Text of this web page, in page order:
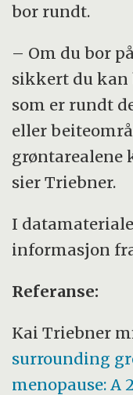
bor rundt.
– Om du bor
sikkert du kan
som er rundt
eller
grøntarealene
sier Triebner.
I
informasjon
Referanse:
Kai Triebner
surrounding
menopause: A